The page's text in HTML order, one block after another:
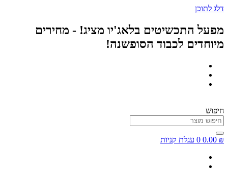
דלג לתוכן
מפעל התכשיטים בלאג'יו מציג! - מחירים
מיוחדים לכבוד הסופשנה!
חיפוש
0.00 ₪
0 עגלת קניות